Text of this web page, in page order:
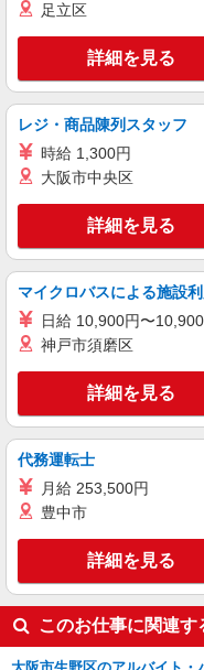
キープ
派遣社員
株式会社テクノ・サービス/
化粧品
大
キープ
派遣社員
株式会社テクノ・サービス/
時給
大阪
足立区
詳細を見る
レジ・商品陳列スタッフ
時給 1,300円
大阪市中央区
詳細を見る
マイクロバスによる施設
日給 10,900円〜
神戸市須磨区
詳細を見る
代務運転士
月給 253,500円
豊中市
詳細を見る
このお仕事に関連す